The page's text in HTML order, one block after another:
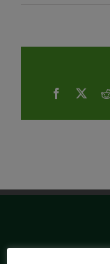
Facebook
X